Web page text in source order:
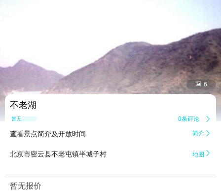
 6
不老湖
暂无点评 0条评论 
查看景点简介及开放时间 简介 
北京市密云县不老屯镇半城子村 地图 
暂无报价